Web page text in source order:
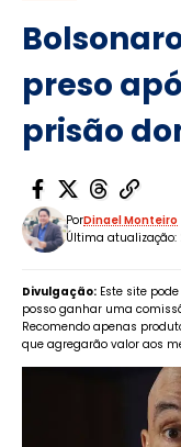
preso
prisão
Última atualização:
PorDinael Monteiro
Divulgação: Este site
posso ganhar uma
Recomendo apenas
que agregarão valor aos